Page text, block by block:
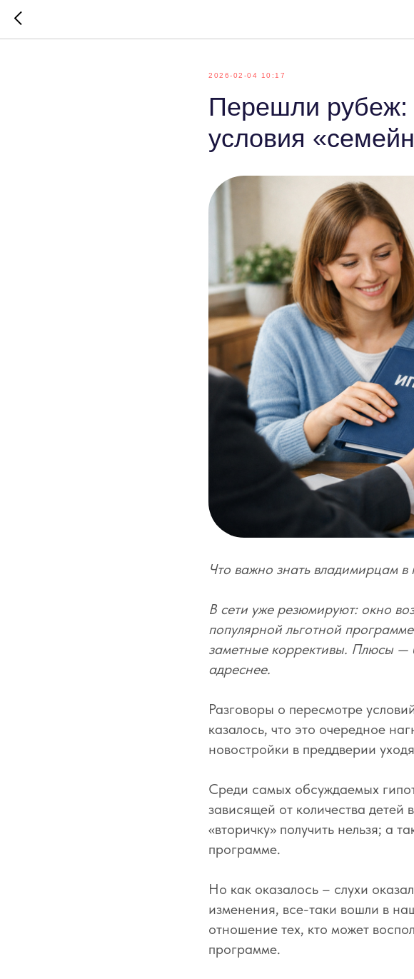
2026-02-04 10:17
Перешли рубеж:
условия
Что важно знать владимирцам
В сети уже резюмируют: окно
популярной льготной
заметные коррективы. Плюсы —
адреснее.
Разговоры о пересмотре
казалось, что это очередное
новостройки в преддверии
Среди самых обсуждаемых
зависящей от количества детей
«вторичку» получить нельзя; а
программе.
Но как оказалось – слухи
изменения, все-таки вошли в
отношение тех, кто может
программе.